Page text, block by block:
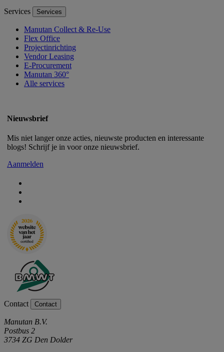
Services Services
Manutan Collect & Re-Use
Flex Office
Projectinrichting
Vendor Leasing
E-Procurement
Manutan 360°
Alle services
Nieuwsbrief
Mis niet langer onze acties, nieuwste producten en interessante
blogs! Schrijf je in voor onze nieuwsbrief.
Aanmelden
Contact Contact
Manutan B.V.
Postbus 2
3734 ZG Den Dolder